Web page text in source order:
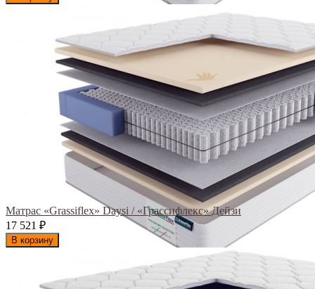
Матрас «Grassiflex» Daysi / «Грассифлекс» Дейзи
17 521
₽
В корзину